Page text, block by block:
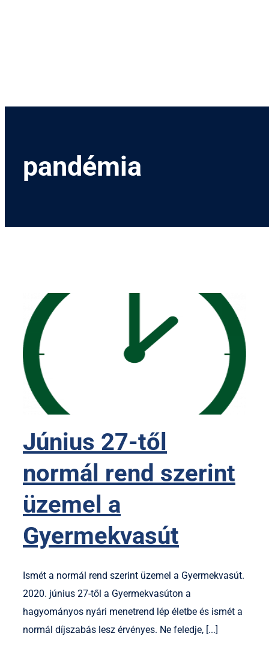
pandémia
Június 27-től
normál rend szerint
üzemel a
Gyermekvasút
Ismét a normál rend szerint üzemel a Gyermekvasút.
2020. június 27-től a Gyermekvasúton a
hagyományos nyári menetrend lép életbe és ismét a
normál díjszabás lesz érvényes. Ne feledje, [...]